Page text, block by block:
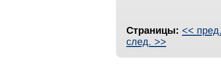
Страницы: <<
след. >>